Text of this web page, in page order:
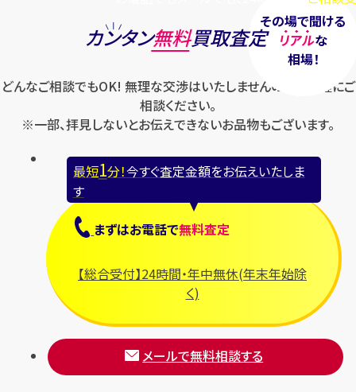
その場で聞ける
リアルな
相場！
カンタン無料買取査定
どんなご相談でもOK! 無理な交渉はいたしませんのでお気軽にご
相談ください。
※一部、拝見しないとお伝えできないお品物もございます。
最短1分！今すぐ査定金額をお伝えいたしま
す
まずはお電話で無料査定
【総合受付】24時間・年中無休(年末年始除
く)
メールで無料相談する